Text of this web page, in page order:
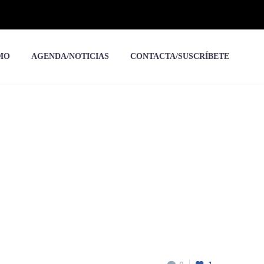
AGENDA/NOTICIAS CONTACTA/SUSCRÍBETE